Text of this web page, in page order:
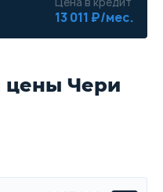
13 011 ₽/мес.
цены Чери